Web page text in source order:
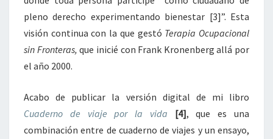
pleno derecho experimentando bienestar [3]”. Esta
visión continua con la que gestó Terapia Ocupacional
sin Fronteras, que inicié con Frank Kronenberg allá por
el año 2000.
Acabo de publicar la versión digital de mi libro
Cuaderno de viaje por la vida
[4], que es una
combinación entre de cuaderno de viajes y un ensayo,